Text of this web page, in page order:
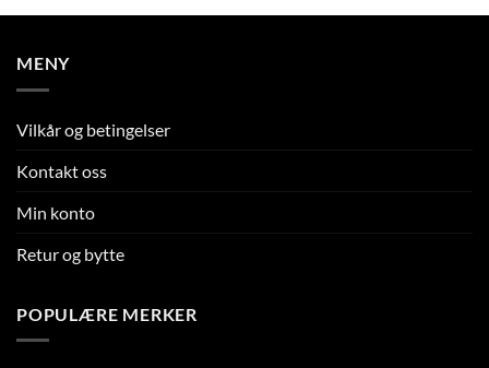
MENY
Vilkår og betingelser
Kontakt oss
Min konto
Retur og bytte
POPULÆRE MERKER